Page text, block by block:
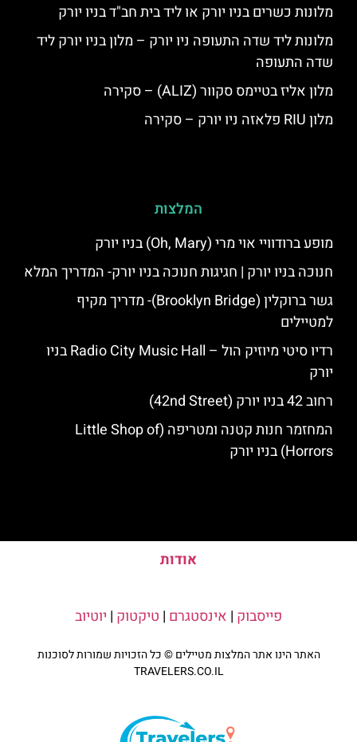
מלונות כשרים בניו יורק או ליד בית חב"ד בניו יורק
מלונות ליד שדה התעופה ניו יורק – מלון בניו יורק ליד
שדה התעופה
מלון אליז בטיימס סקוור (ALIZ) – סקירה
מלון RIU פלאזה ניו יורק – סקירה
המלצות
מופע ברודוויי אוי מרי (Oh, Mary) בניו יורק
חנוכה בניו יורק | חגיגות חנוכה בניו יורק- המדריך המלא
גשר ברוקלין (Brooklyn Bridge)- מדריך מקיף
למטיילים
רדיו סיטי מיוזיק הול – Radio City Music Hall בניו
יורק
רחוב 42 בניו יורק (42nd Street)
המחזמר חנות קטנה ומטריפה (Little Shop of
Horrors) בניו יורק
אודות
פייסבוק | אינסטגרם | טיקטוק | יוטיוב
האתר הינו אתר המלצות מטיילים © כל הזכויות שמורות לסוכנות
TRAVELERS.CO.IL